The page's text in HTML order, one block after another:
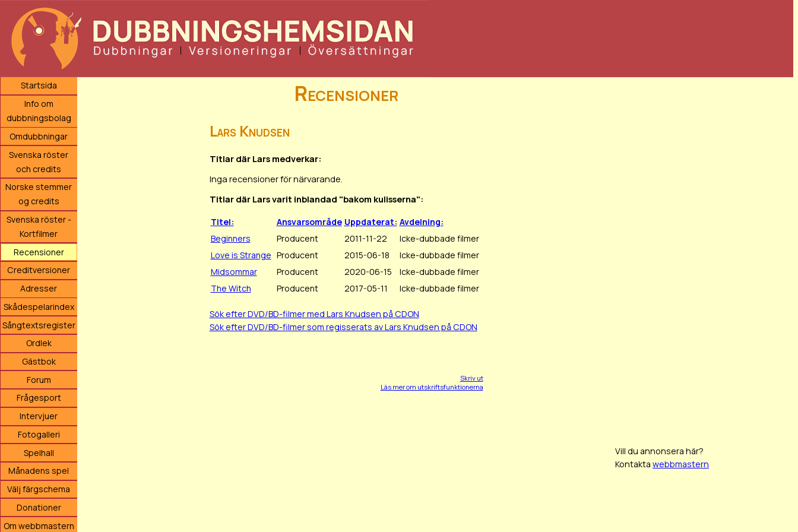
Startsida
Info om
dubbningsbolag
Omdubbningar
Svenska röster
och credits
Norske stemmer
og credits
Svenska röster -
Kortfilmer
Recensioner
Creditversioner
Adresser
Skådespelarindex
Sångtextsregister
Ordlek
Gästbok
Forum
Frågesport
Intervjuer
Fotogalleri
Spelhall
Månadens spel
Välj färgschema
Donationer
Om webbmastern
Recensioner
Lars Knudsen
Titlar där Lars medverkar:
Inga recensioner för närvarande.
Titlar där Lars varit inblandad "bakom kulisserna":
Titel: Ansvarsområde Uppdaterat: Avdelning:
Beginners
Producent 2011-11-22
Icke-dubbade filmer
Love is Strange Producent 2015-06-18
Icke-dubbade filmer
Midsommar
Producent 2020-06-15
Icke-dubbade filmer
The Witch
Producent 2017-05-11 Icke-dubbade filmer
Sök efter DVD/BD-filmer med Lars Knudsen på CDON
Sök efter DVD/BD-filmer som regisserats av Lars Knudsen på CDON
Skriv ut
Läs mer om utskriftsfunktionerna
Vill du annonsera här?
Kontakta webbmastern